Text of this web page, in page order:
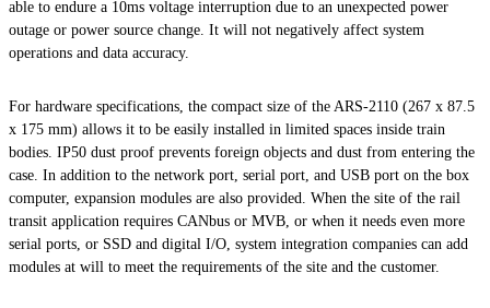
able to endure a 10ms voltage interruption due to an unexpected power
outage or power source change. It will not negatively affect system
operations and data accuracy.
For hardware specifications, the compact size of the ARS-2110 (267 x 87.5
x 175 mm) allows it to be easily installed in limited spaces inside train
bodies. IP50 dust proof prevents foreign objects and dust from entering the
case. In addition to the network port, serial port, and USB port on the box
computer, expansion modules are also provided. When the site of the rail
transit application requires CANbus or MVB, or when it needs even more
serial ports, or SSD and digital I/O, system integration companies can add
modules at will to meet the requirements of the site and the customer.